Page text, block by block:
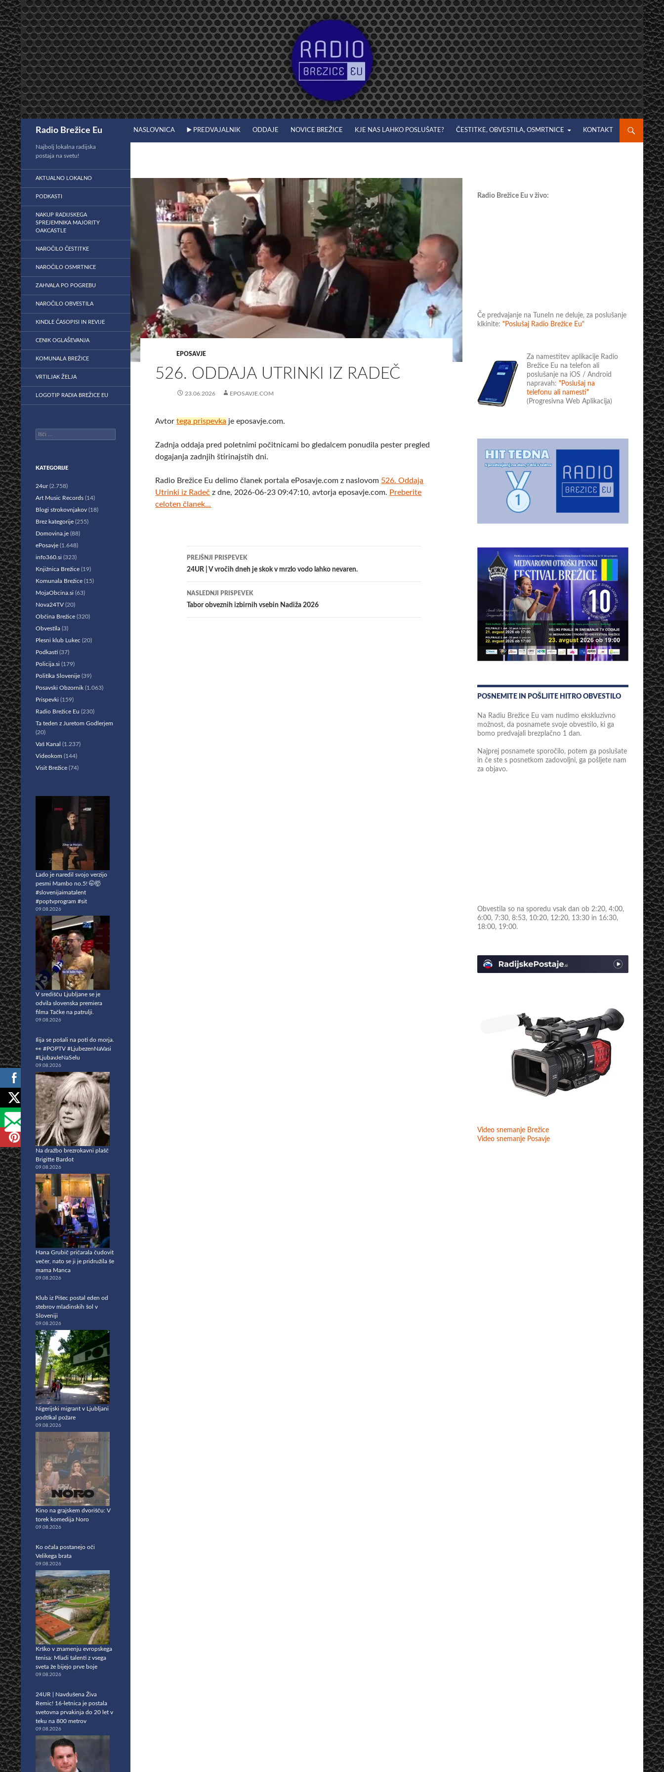
Preskoči
na
vsebino
Radio Brežice Eu NASLOVNICA ▶️ PREDVAJALNIK ODDAJE NOVICE BREŽICE KJE NAS LAHKO POSLUŠATE? ČESTITKE, OBVESTILA, OSMRTNICE KONTAKT
EPOSAVJE
526. ODDAJA UTRINKI IZ RADEČ
23.06.2026 EPOSAVJE.COM
Avtortega prispevka je eposavje.com.
Zadnja oddaja pred poletnimi počitnicami bo gledalcem ponudila pester pregled
dogajanja zadnjih štirinajstih dni.
Radio Brežice Eu delimo članek portala ePosavje.com z naslovom 526. Oddaja
Utrinki iz Radeč z dne, 2026-06-23 09:47:10, avtorja eposavje.com. Preberite
celoten članek...
Krmarjenje
po
prispevkih
PREJŠNJI PRISPEVEK
24UR | V vročih dneh je skok v mrzlo vodo lahko nevaren.
NASLEDNJI PRISPEVEK
Tabor obveznih izbirnih vsebin Nadiža 2026
Radio Brežice Eu v živo:
Če predvajanje na TuneIn ne deluje, za poslušanje
klkinite: "Poslušaj Radio Brežice Eu"
Za namestitev aplikacije Radio
Brežice Eu na telefon ali
poslušanje na iOS / Android
napravah: "Poslušaj na
telefonu ali namesti"
(Progresivna Web Aplikacija)
POSNEMITE IN POŠLJITE HITRO OBVESTILO
Na Radiu Brežice Eu vam nudimo ekskluzivno
možnost, da posnamete svoje obvestilo, ki ga
bomo predvajali brezplačno 1 dan.
Najprej posnamete sporočilo, potem ga poslušate
in če ste s posnetkom zadovoljni, ga pošljete nam
za objavo.
Obvestila so na sporedu vsak dan ob 2:20, 4:00,
6:00, 7:30, 8:53, 10:20, 12:20, 13:30 in 16:30,
18:00, 19:00.
Video snemanje Brežice
Video snemanje Posavje
Najbolj lokalna radijska
postaja na svetu!
AKTUALNO LOKALNO
PODKASTI
NAKUP RADIJSKEGA
SPREJEMNIKA MAJORITY
OAKCASTLE
NAROČILO ČESTITKE
NAROČILO OSMRTNICE
ZAHVALA PO POGREBU
NAROČILO OBVESTILA
KINDLE ČASOPISI IN REVIJE
CENIK OGLAŠEVANJA
KOMUNALA BREŽICE
VRTILJAK ŽELJA
LOGOTIP RADIA BREŽICE EU
Išči:
KATEGORIJE
24ur(2.758)
Art Music Records (14)
Blogi strokovnjakov (18)
Brez kategorije (255)
Domovina.je (88)
ePosavje (1.648)
info360.si (323)
Knjižnica Brežice (19)
Komunala Brežice (15)
MojaObcina.si (63)
Nova24TV (20)
Občina Brežice (320)
Obvestila (3)
Plesni klub Lukec (20)
Podkasti (37)
Policija.si (179)
Politika Slovenije (39)
Posavski Obzornik (1.063)
Prispevki (159)
Radio Brežice Eu (230)
Ta teden z Juretom Godlerjem
(20)
Vaš Kanal (1.237)
Videokom (144)
Visit Brežice (74)
Lado je naredil svojo verzijo
pesmi Mambo no.5! 🤭🤯
#slovenijaimatalent
#poptvprogram #sit
09.08.2026
V središču Ljubljane se je
odvila slovenska premiera
filma Tačke na patrulji.
09.08.2026
Ilija se pošali na poti do morja.
👀 #POPTV #LjubezenNaVasi
#LjubavJeNaSelu
09.08.2026
Na dražbo brezrokavni plašč
Brigitte Bardot
09.08.2026
Hana Grubič pričarala čudovit
večer, nato se ji je pridružila še
mama Manca
09.08.2026
Klub iz Pišec postal eden od
stebrov mladinskih šol v
Sloveniji
09.08.2026
Nigerijski migrant v Ljubljani
podtikal požare
09.08.2026
Kino na grajskem dvorišču: V
torek komedija Noro
09.08.2026
Ko očala postanejo oči
Velikega brata
09.08.2026
Krško v znamenju evropskega
tenisa: Mladi talenti z vsega
sveta že bijejo prve boje
09.08.2026
24UR | Navdušena Živa
Remic! 16-letnica je postala
svetovna prvakinja do 20 let v
teku na 800 metrov
09.08.2026